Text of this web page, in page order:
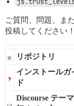
ご質問、問題、ま
投稿してください！
リポジトリ
インストールガ
ド
Discourse テー